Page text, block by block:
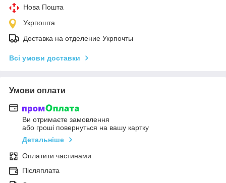
Нова Пошта
Укрпошта
Доставка на отделение Укрпочты
Всі умови доставки
Умови оплати
Ви отримаєте замовлення
або гроші повернуться на вашу картку
Детальніше
Оплатити частинами
Післяплата